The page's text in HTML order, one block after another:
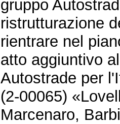
gruppo
ristrutturazione
rientrare nel
atto aggiuntivo
Autostrade per
(2-00065)
Marcenaro,